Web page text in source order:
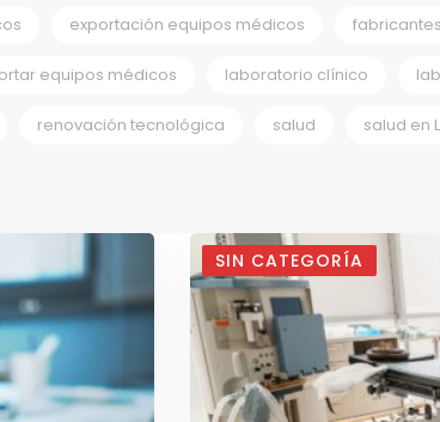
exportación equipos médicos
equipos médicos laboratorio clínico
renovación tecnológica salud salud en
SIN CATEGORÍA